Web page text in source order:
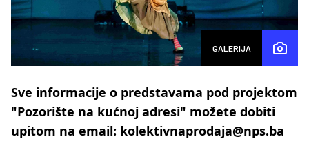
GALERIJA
Sve informacije o predstavama pod projektom
"Pozorište na kućnoj adresi" možete dobiti
upitom na email: kolektivnaprodaja@nps.ba